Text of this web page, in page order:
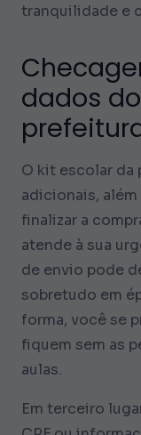
tranquilidade e
dados
O kit escolar
adicionais, além
finalizar a
atende à sua
de envio pode
sobretudo em
forma, você se
fiquem sem as
aulas.
Em terceiro